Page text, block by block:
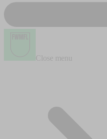
Close menu